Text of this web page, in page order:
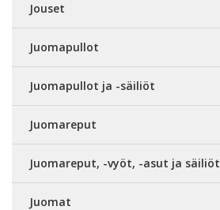
Jouset
Juomapullot
Juomapullot ja -säiliöt
Juomareput
Juomareput, -vyöt, -asut ja säiliöt
Juomat